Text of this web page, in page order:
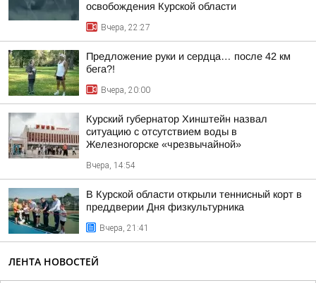
освобождения Курской области
Вчера, 22:27
Предложение руки и сердца… после 42 км
бега?!
Вчера, 20:00
Курский губернатор Хинштейн назвал
ситуацию с отсутствием воды в
Железногорске «чрезвычайной»
Вчера, 14:54
В Курской области открыли теннисный корт в
преддверии Дня физкультурника
Вчера, 21:41
ЛЕНТА НОВОСТЕЙ